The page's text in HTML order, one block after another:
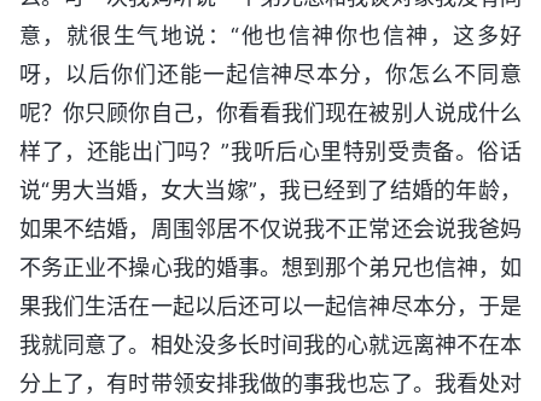
意，就很生气地说：“他也信神你也信神，这多好
呀，以后你们还能一起信神尽本分，你怎么不同意
呢？你只顾你自己，你看看我们现在被别人说成什么
样了，还能出门吗？”我听后心里特别受责备。俗话
说“男大当婚，女大当嫁”，我已经到了结婚的年龄，
如果不结婚，周围邻居不仅说我不正常还会说我爸妈
不务正业不操心我的婚事。想到那个弟兄也信神，如
果我们生活在一起以后还可以一起信神尽本分，于是
我就同意了。相处没多长时间我的心就远离神不在本
分上了，有时带领安排我做的事我也忘了。我看处对